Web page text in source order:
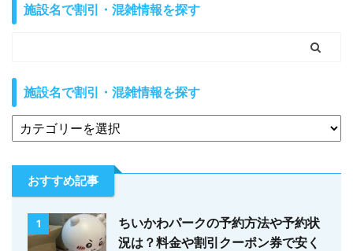
施設名で割引・混雑情報を探す
施設名で割引・混雑情報を探す
おすすめ記事
1
ちいかわパークの予約方法や予約状
況は？料金や割引クーポン券で安く